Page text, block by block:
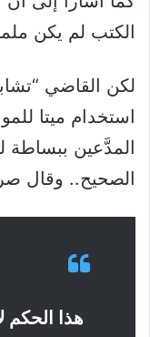
الكتب لم يكن
لكن القاضي
استخدام ميتا
المدَّعين
الصحيح.. وقال
هذا الحكم